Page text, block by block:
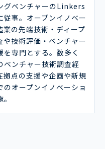
グベンチャーのLinkers
事。オープンイノベー
の先端技術・ディープ
技術評価・ベンチャー
専門とする。数多く
ベンチャー技術調査経
点の支援や企画や新規
オープンイノベーショ